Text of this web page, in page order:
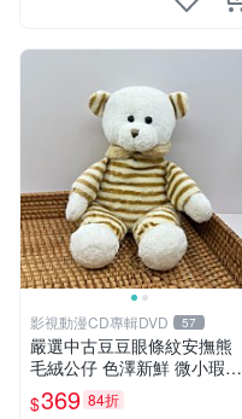
影視動漫CD專輯DVD 57
嚴選中古豆豆眼條紋安撫熊
毛絨公仔 色澤新鮮 微小瑕疵
可收藏 中古 安撫熊 條紋公仔
$369 84折